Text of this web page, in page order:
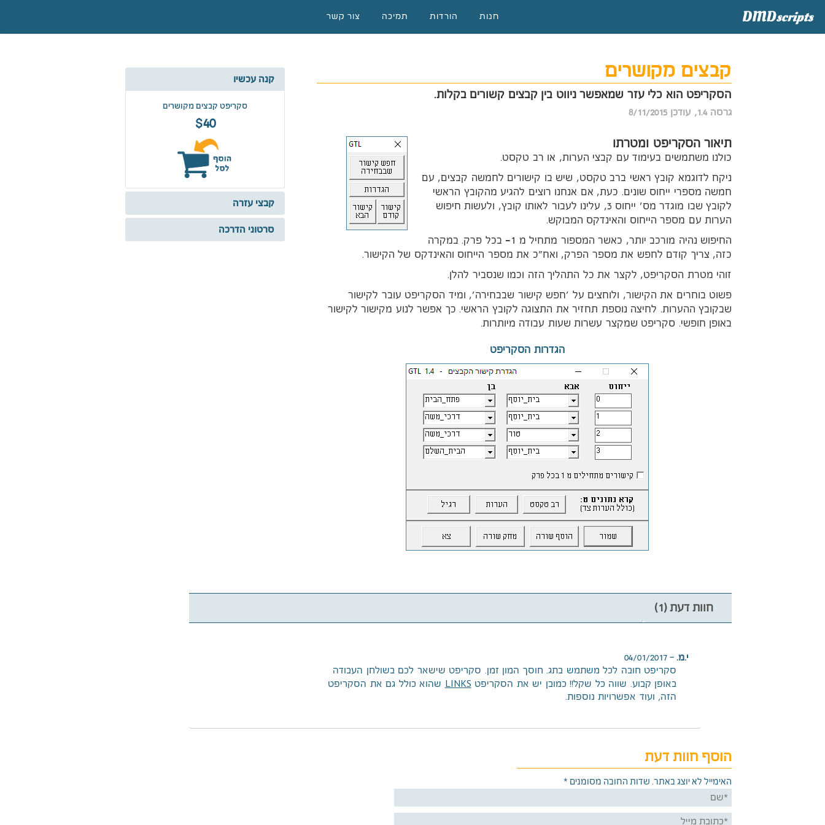
חנות הורדות תמיכה צור קשר
קנה עכשיו
סקריפט קבצים מקושרים
$40
קבצי עזרה
סרטוני הדרכה
קבצים מקושרים
הסקריפט הוא כלי עזר שמאפשר ניווט בין קבצים קשורים בקלות.
גרסה 1.4, עודכן 8/11/2015
תיאור הסקריפט ומטרתו
כולנו משתמשים בעימוד עם קבצי הערות, או רב טקסט.
ניקח לדוגמא קובץ ראשי ברב טקסט, שיש בו קישורים לחמשה קבצים, עם
חמשה מספרי ייחוס שונים. כעת, אם אנחנו רוצים להגיע מהקובץ הראשי
לקובץ שבו מוגדר מס' ייחוס 3, עלינו לעבור לאותו קובץ, ולעשות חיפוש
הערות עם מספר הייחוס והאינדקס המבוקש.
החיפוש נהיה מורכב יותר, כאשר המספור מתחיל מ 1- בכל פרק. במקרה
כזה, צריך קודם לחפש את מספר הפרק, ואח"כ את מספר הייחוס והאינדקס של הקישור.
זוהי מטרת הסקריפט, לקצר את כל התהליך הזה וכמו שנסביר להלן.
פשוט בוחרים את הקישור, ולוחצים על 'חפש קישור שבבחירה', ומיד הסקריפט עובר לקישור
שבקובץ ההערות. לחיצה נוספת תחזיר את התצוגה לקובץ הראשי. כך אפשר לנוע מקישור לקישור
באופן חופשי. סקריפט שמקצר עשרות שעות עבודה מיותרות.
הגדרות הסקריפט
חוות דעת (1)
י.מ. –
04/01/2017
סקריפט חובה לכל משתמש בתג. חוסך המון זמן. סקריפט שישאר לכם בשולחן העבודה
באופן קבוע. שווה כל שקל!! כמובן יש את הסקריפט LINKS שהוא כולל גם את הסקריפט
הזה, ועוד אפשרויות נוספות.
הוסף חוות דעת
האימייל לא יוצג באתר. שדות החובה מסומנים *